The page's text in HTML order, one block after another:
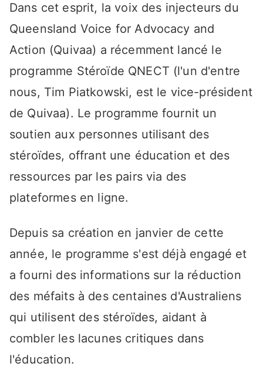
Dans cet esprit, la voix des injecteurs du
Queensland Voice for Advocacy and
Action (Quivaa) a récemment lancé le
programme Stéroïde QNECT (l'un d'entre
nous, Tim Piatkowski, est le vice-président
de Quivaa). Le programme fournit un
soutien aux personnes utilisant des
stéroïdes, offrant une éducation et des
ressources par les pairs via des
plateformes en ligne.
Depuis sa création en janvier de cette
année, le programme s'est déjà engagé et
a fourni des informations sur la réduction
des méfaits à des centaines d'Australiens
qui utilisent des stéroïdes, aidant à
combler les lacunes critiques dans
l'éducation.